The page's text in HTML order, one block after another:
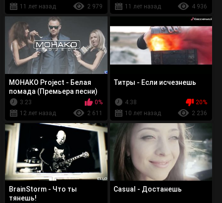
11 лет назад
2 979
11 лет назад
4 936
МОНАКО Project - Белая
помада (Премьера песни)
3:23
0%
12 лет назад
2 611
Титры - Eсли исчезнешь
4:38
20%
10 лет назад
2 236
BrainStorm - Что ты
тянешь!
Casual - Достанешь